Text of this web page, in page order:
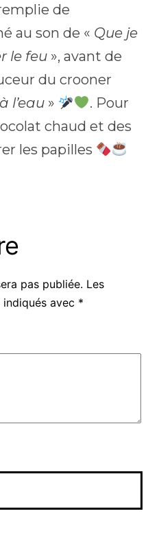
de
au son de « Que je
le feu », avant de
du crooner
l’eau »
. Pour
chaud et des
les papilles
pas publiée. Les
avec *